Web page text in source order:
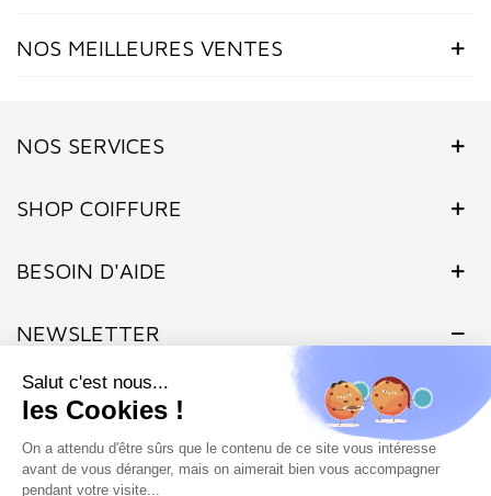
NOS MEILLEURES VENTES
NOS SERVICES
SHOP COIFFURE
BESOIN D'AIDE
NEWSLETTER
Inscrivez-vous dès maintenant à notre Newsletter et recevez en
exclusivité nos offres flashs, promotions et actualités.